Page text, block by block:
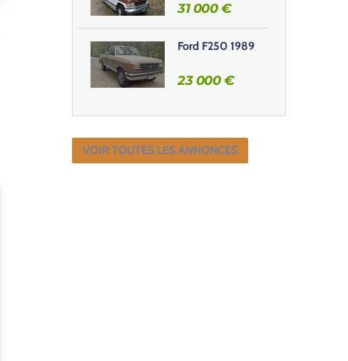
31 000€
Ford F250 1989
23 000€
VOIR TOUTES LES ANNONCES